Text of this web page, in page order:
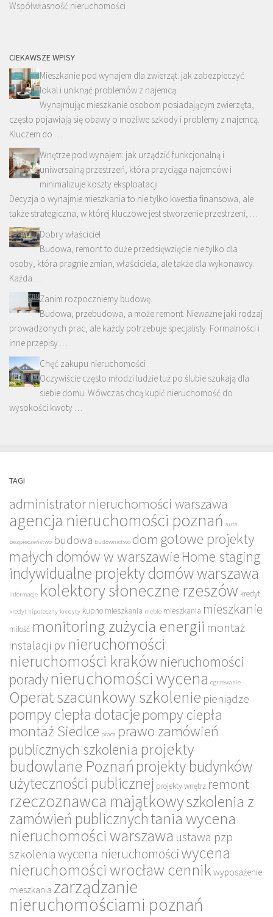
Współwłasność nieruchomości
CIEKAWSZE WPISY
Mieszkanie pod wynajem dla zwierząt: jak zabezpieczyć
lokal i uniknąć problemów z najemcą
Wynajmując mieszkanie osobom posiadającym zwierzęta,
często pojawiają się obawy o możliwe szkody i problemy z najemcą.
Kluczem do …
Wnętrze pod wynajem: jak urządzić funkcjonalną i
uniwersalną przestrzeń, która przyciąga najemców i
minimalizuje koszty eksploatacji
Decyzja o wynajmie mieszkania to nie tylko kwestia finansowa, ale
także strategiczna, w której kluczowe jest stworzenie przestrzeni, …
Dobry właściciel
Budowa, remont to duże przedsięwzięcie nie tylko dla
osoby, która pragnie zmian, właściciela, ale także dla wykonawcy.
Każda …
Zanim rozpoczniemy budowę.
Budowa, przebudowa, a może remont. Nieważne jaki rodzaj
prowadzonych prac, ale każdy potrzebuje specjalisty. Formalności i
inne przepisy …
Chęć zakupu nieruchomości
Oczywiście często młodzi ludzie tuż po ślubie szukają dla
siebie domu. Wówczas chcą kupić nieruchomość do
wysokości kwoty …
TAGI
administrator nieruchomości warszawa
agencja nieruchomości poznań auta
bezpieczeństwo budowa budownictwo dom gotowe projekty
małych domów w warszawie Home staging
indywidualne projekty domów warszawa
informacje kolektory słoneczne rzeszów kredyt
kredyt hipoteczny kredyty kupno mieszkania meble mieszkania mieszkanie
miłość monitoring zużycia energii montaż
instalacji pv nieruchomości
nieruchomości krakównieruchomości
poradynieruchomości wycena ogrzewanie
Operat szacunkowy szkolenie pieniądze
pompy ciepła dotacjepompy ciepła
montaż Siedlce praca prawo zamówień
publicznych szkolenia projekty
budowlane Poznańprojekty budynków
użyteczności publicznej projekty wnętrz remont
rzeczoznawca majątkowyszkolenia z
zamówień publicznychtania wycena
nieruchomości warszawa ustawa pzp
szkolenia wycena nieruchomościwycena
nieruchomości wrocław cennik wyposażenie
mieszkania zarządzanie
nieruchomościami poznań